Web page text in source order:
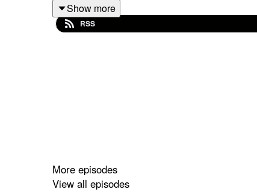
Show more
RSS
More episodes
View all episodes